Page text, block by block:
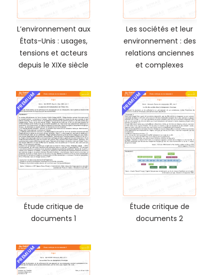
L’environnement aux
États-Unis : usages,
tensions et acteurs
depuis le XIXe siècle
Les sociétés et leur
environnement : des
relations anciennes
et complexes
PREMIUM
Étude critique de
documents 1
PREMIUM
Étude critique de
documents 2
PREMIUM